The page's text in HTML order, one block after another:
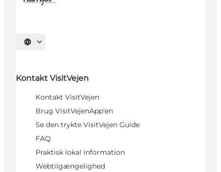
Vælg sprog
Kontakt VisitVejen
Kontakt VisitVejen
Brug VisitVejenApp'en
Se den trykte VisitVejen Guide
FAQ
Praktisk lokal information
Webtilgængelighed